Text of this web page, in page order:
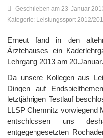
Geschrieben am 23. Januar
Kategorie: Leistungssport 2012/
Erneut fand in den
Ärztehauses ein
Lehrgang 2013 am 20.Januar.
Da unsere Kollegen aus
Dingen auf
letztjährigen Testlauf
LLSP Chemnitz vorwiegend
entschlossen uns
entgegengesetzten